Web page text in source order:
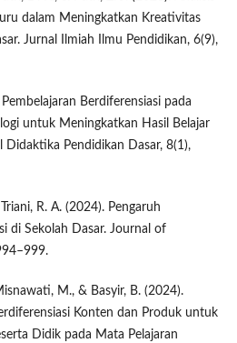
dalam Meningkatkan Kreativitas
Jurnal Ilmiah Ilmu Pendidikan, 6(9),
Berdiferensiasi pada
untuk Meningkatkan Hasil Belajar
Didaktika Pendidikan Dasar, 8(1),
R. A. (2024). Pengaruh
di Sekolah Dasar. Journal of
M., & Basyir, B. (2024).
Konten dan Produk untuk
Didik pada Mata Pelajaran